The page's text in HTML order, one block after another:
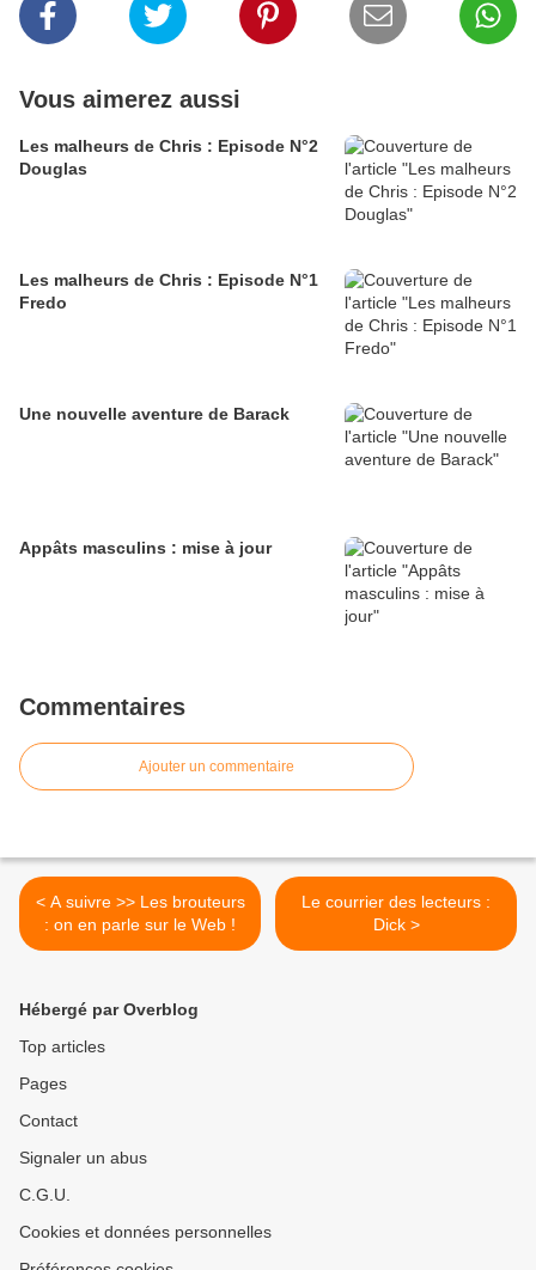
Vous aimerez aussi
Les malheurs de Chris : Episode N°2
Douglas
Les malheurs de Chris : Episode N°1
Fredo
Une nouvelle aventure de Barack
Appâts masculins : mise à jour
Commentaires
Ajouter un commentaire
< A suivre >> Les brouteurs
: on en parle sur le Web !
Le courrier des lecteurs :
Dick >
Hébergé par Overblog
Top articles
Pages
Contact
Signaler un abus
C.G.U.
Cookies et données personnelles